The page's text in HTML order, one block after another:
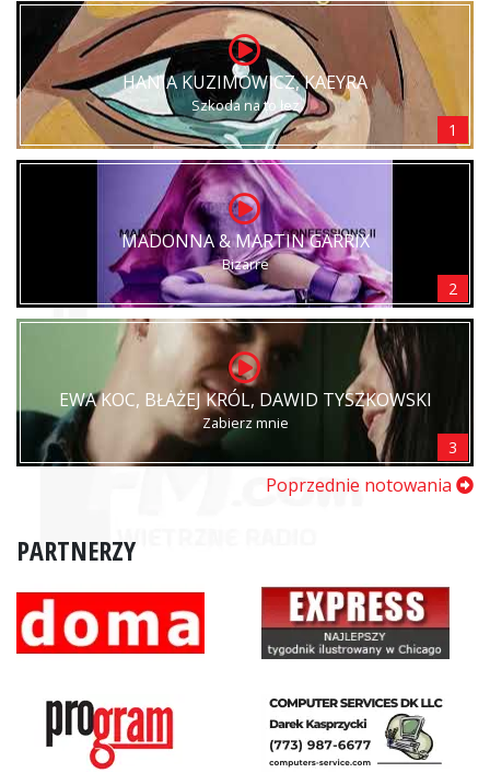
HANIA KUZIMOWICZ, KAEYRA
Szkoda na to łez
1
MADONNA & MARTIN GARRIX
Bizarre
2
EWA KOC, BŁAŻEJ KRÓL, DAWID TYSZKOWSKI
Zabierz mnie
3
Poprzednie notowania
PARTNERZY